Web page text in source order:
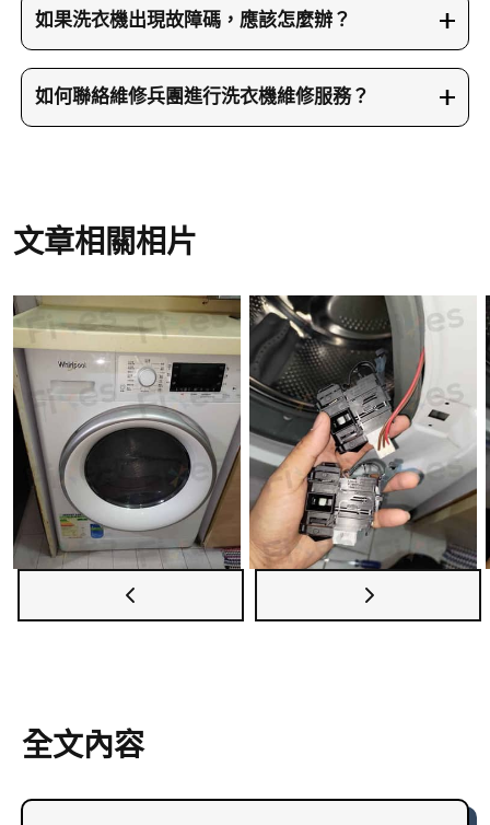
WFCR96430出現門鎖掣故障，可以先檢查門鎖掣是
否有明顯損壞。如無法自行處理，建議聯絡專業維
故障的門鎖掣，以確保洗衣機恢復正常運作。
如果洗衣機出現故障碼，應該怎麼辦？
洗衣機出現故障碼時，應提供正確的故障碼及洗衣
機的型號，並拍攝相關圖片或影片，這有助於我們
的兵團報價系統準確分析問題並給予報價。不同型
如何聯絡維修兵團進行洗衣機維修服務？
務，確保您的洗衣機問題能迅速解決。
文章相關相片
全文內容